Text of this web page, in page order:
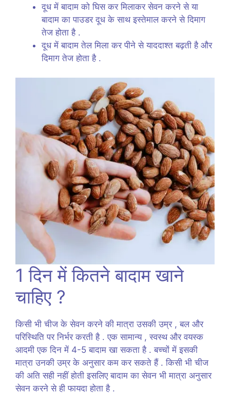
दूध में बादाम को घिस कर मिलाकर सेवन करने से या
बादाम का पाउडर दूध के साथ इस्तेमाल करने से दिमाग
तेज होता है .
दूध में बादाम तेल मिला कर पीने से याददाश्त बढ़ती है और
दिमाग तेज होता है .
1 दिन में कितने बादाम खाने
चाहिए ?
किसी भी चीज के सेवन करने की मात्रा उसकी उम्र , बल और
परिस्थिति पर निर्भर करती है . एक सामान्य , स्वस्थ और वयस्क
आदमी एक दिन में 4-5 बादाम खा सकता है . बच्चों में इसकी
मात्रा उनकी उम्र के अनुसार कम कर सकते हैं . किसी भी चीज
की अति सही नहीं होती इसलिए बादाम का सेवन भी मात्रा अनुसार
सेवन करने से ही फायदा होता है .